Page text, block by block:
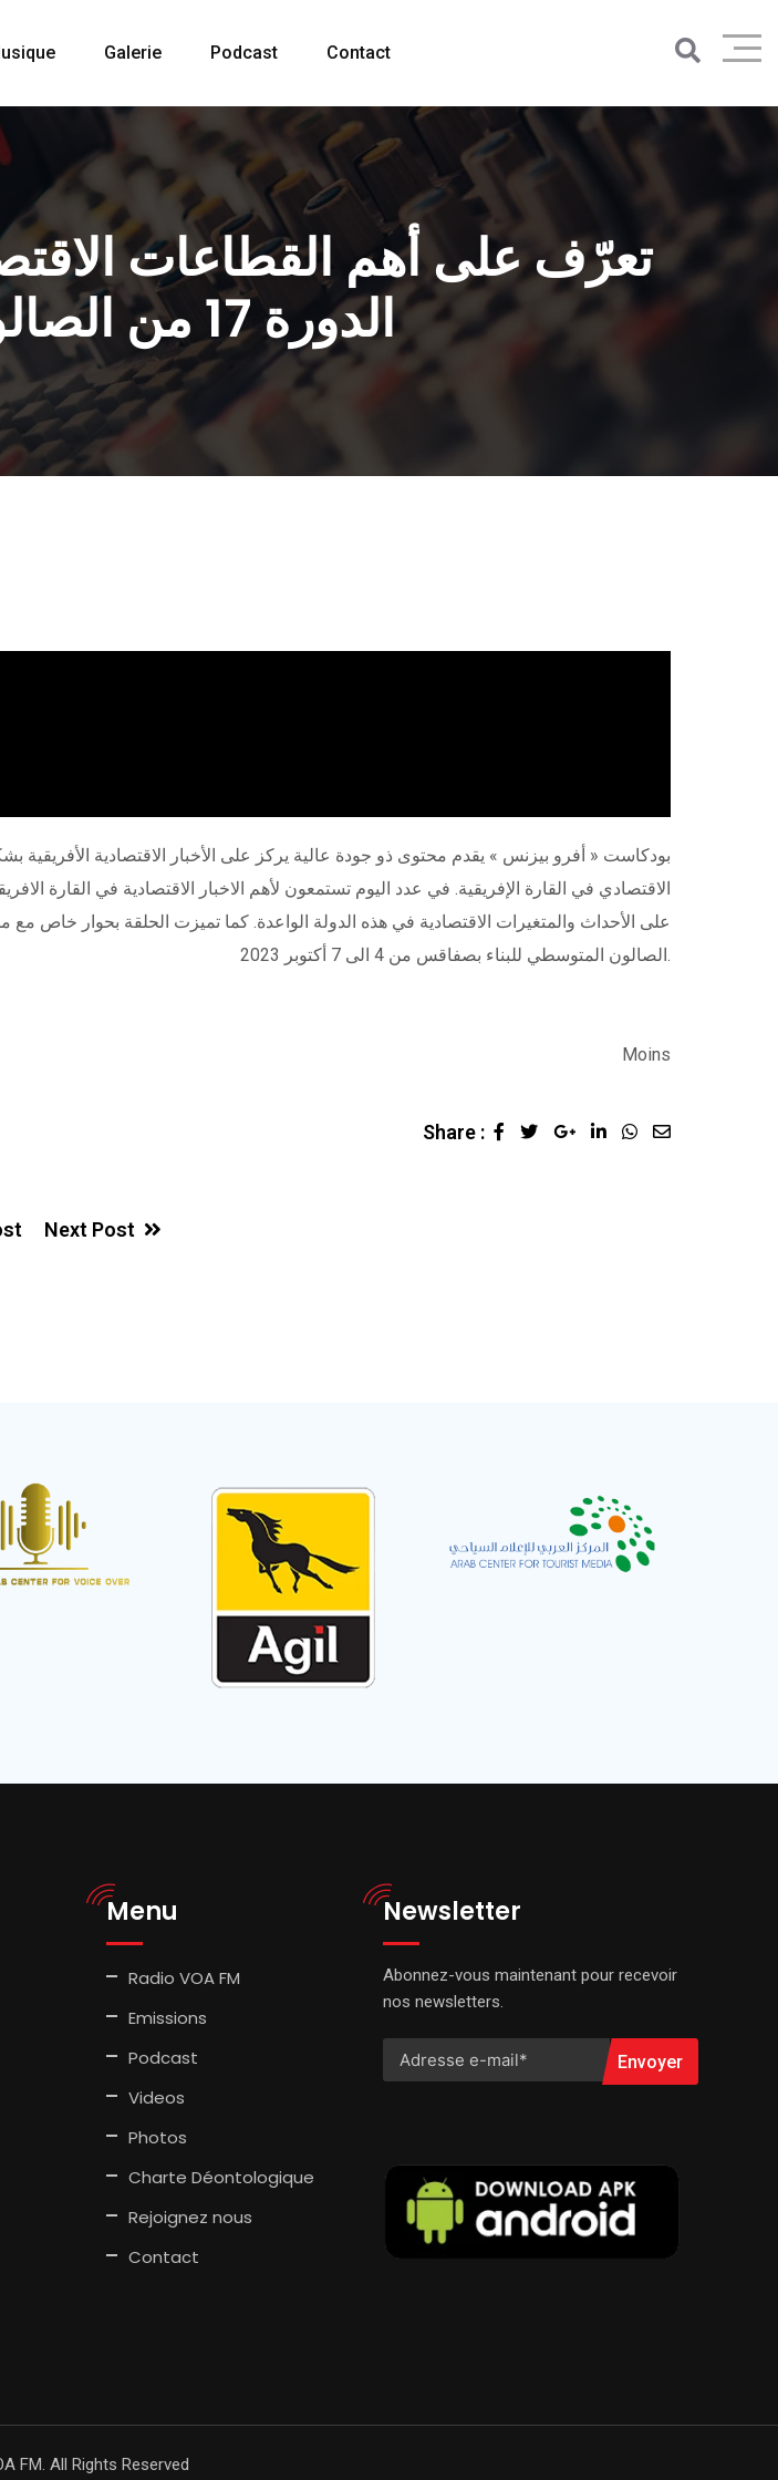
Galerie Podcast Contact
تعرّف على أهم القطاعات
الدورة 17 من الصالون المتوسطي للبناء بصفاقس
بودكاست « أفرو بيزنس » يقدم محتوى ذو جودة عالية يركز على الأخبار الاقتصادية
الاقتصادي في القارة الإفريقية. في عدد اليوم تستمعون لأهم الاخبار الاقتصادية في القارة
الصالون المتوسطي للبناء بصفاقس من 4 الى 7 أكتوبر 2023.
Moins
Share :
Next Post
Menu
Radio VOA FM
Emissions
Podcast
Videos
Photos
Charte Déontologique
Rejoignez nous
Contact
Newsletter
Abonnez-vous maintenant pour recevoir
nos newsletters.
Envoyer
FM. All Rights Reserved